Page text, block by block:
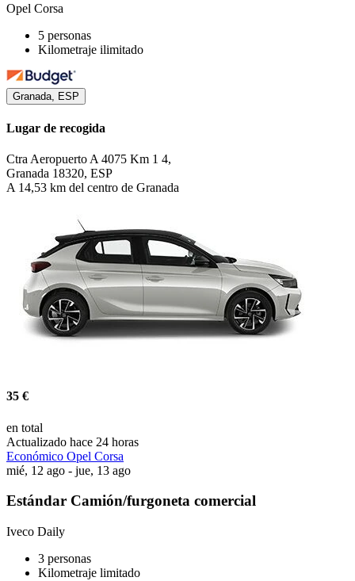
Opel Corsa
5 personas
Kilometraje ilimitado
Granada, ESP
Lugar de recogida
Ctra Aeropuerto A 4075 Km 1 4,
Granada 18320, ESP
A 14,53 km del centro de Granada
35 €
en total
Actualizado hace 24 horas
Económico Opel Corsa
mié, 12 ago - jue, 13 ago
Estándar Camión/furgoneta comercial
Iveco Daily
3 personas
Kilometraje limitado